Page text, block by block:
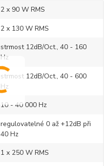
2 x 90 W RMS
2 x 130 W RMS
strmost 12dB/Oct., 40 - 160
Hz
strmost 12dB/Oct., 40 - 600
Hz
10 - 40 000 Hz
regulovatelné 0 až +12dB při
40 Hz
1 x 250 W RMS